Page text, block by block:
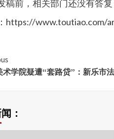
稿前，相关部门还没有答
https://www.toutiao.com/
术学院疑遭“套路贷”：新乐市
：